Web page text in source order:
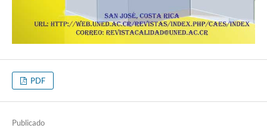
PDF
Publicado